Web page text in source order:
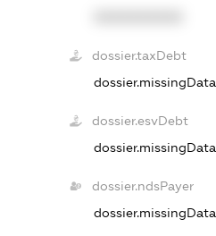
dossier.taxDebt
dossier.missingData
dossier.esvDebt
dossier.missingData
dossier.ndsPayer
dossier.missingData